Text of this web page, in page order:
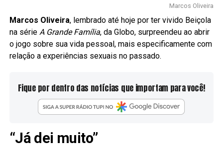
Marcos Oliveira
Marcos Oliveira, lembrado até hoje por ter vivido Beiçola
na série A Grande Família, da Globo, surpreendeu ao abrir
o jogo sobre sua vida pessoal, mais especificamente com
relação a experiências sexuais no passado.
Fique por dentro das notícias que importam para você!
“Já dei muito”